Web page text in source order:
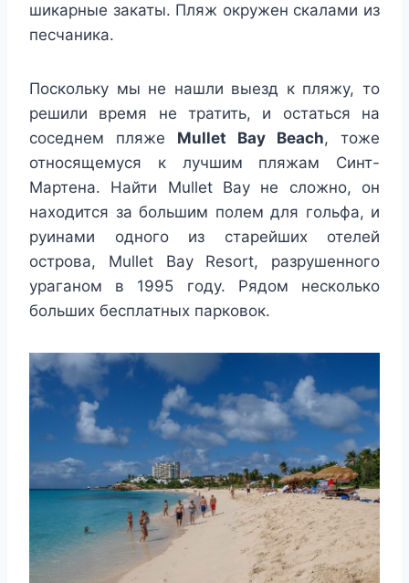
шикарные закаты. Пляж окружен скалами из
песчаника.
Поскольку мы не нашли выезд к пляжу, то
решили время не тратить, и остаться на
соседнем пляже Mullet Bay Beach, тоже
относящемуся к лучшим пляжам Синт-
Мартена. Найти Mullet Bay не сложно, он
находится за большим полем для гольфа, и
руинами одного из старейших отелей
острова, Mullet Bay Resort, разрушенного
ураганом в 1995 году. Рядом несколько
больших бесплатных парковок.